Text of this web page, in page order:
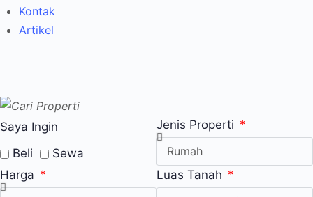
Kontak
Artikel
Saya Ingin
Beli
Sewa
Jenis Properti
Harga Luas Tanah